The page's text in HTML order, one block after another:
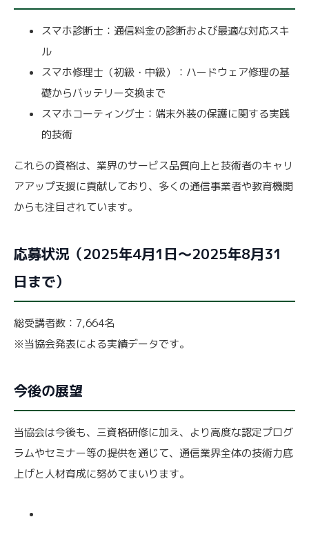
スマホ診断士：通信料金の診断および最適な対応スキ
ル
スマホ修理士（初級・中級）：ハードウェア修理の基
礎からバッテリー交換まで
スマホコーティング士：端末外装の保護に関する実践
的技術
これらの資格は、業界のサービス品質向上と技術者のキャリ
アアップ支援に貢献しており、多くの通信事業者や教育機関
からも注目されています。
応募状況（2025年4月1日～2025年8月31
日まで）
総受講者数：7,664名
※当協会発表による実績データです。
今後の展望
当協会は今後も、三資格研修に加え、より高度な認定プログ
ラムやセミナー等の提供を通じて、通信業界全体の技術力底
上げと人材育成に努めてまいります。